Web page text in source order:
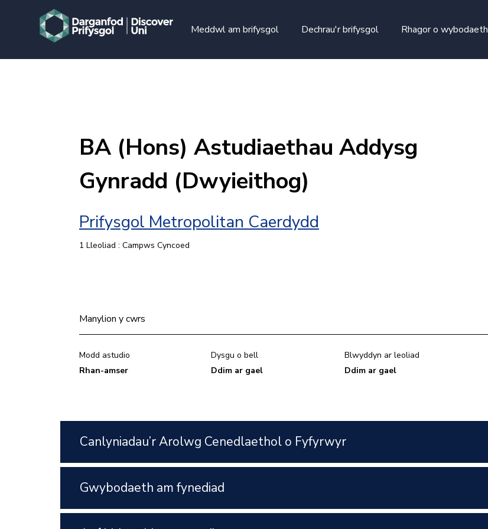
Meddwl am brifysgol
Dechrau'r brifysgol Rhagor o wybodaeth
BA (Hons) Astudiaethau Addysg
Gynradd (Dwyieithog)
Prifysgol Metropolitan Caerdydd
1 Lleoliad : Campws Cyncoed
Manylion y cwrs
Modd astudio
Rhan-amser
Dysgu o bell
Ddim ar gael
Blwyddyn ar leoliad
Ddim ar gael
Canlyniadau’r Arolwg Cenedlaethol o Fyfyrwyr
Gwybodaeth am fynediad